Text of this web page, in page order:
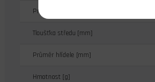
Průměr středu [mm]
Tloušťka středu [mm]
Průměr hřídele [mm]
Hmotnost [g]